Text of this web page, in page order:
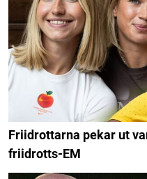
Friidrottarna pekar ut
friidrotts-EM